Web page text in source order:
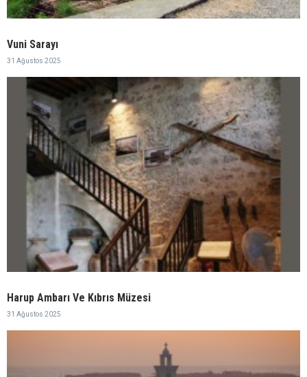
Vuni Sarayı
31 Ağustos 2025
Harup Ambarı Ve Kıbrıs Müzesi
31 Ağustos 2025